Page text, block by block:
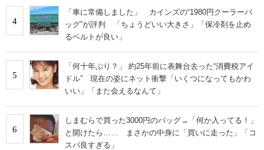
4
「車に常備しました」 カインズの“1980円クーラーバ
ッグ”が評判 「ちょうどいい大きさ」「保冷剤を止め
るベルトが良い」
5
「何十年ぶり？」 約25年前に表舞台去った“消費税アイ
ドル” 現在の姿にネット衝撃「いくつになってもかわ
いい」「また会えるなんて」
6
しまむらで買った3000円のバッグ→「何か入ってる！」
と開けたら…… まさかの中身に「買いに走った」「コ
スパ良すぎる」